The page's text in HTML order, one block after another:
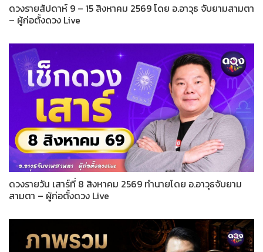
ดวงรายสัปดาห์ 9 – 15 สิงหาคม 2569 โดย อ.อาวุธ จับยามสามตา
– ผู้ก่อตั้งดวง Live
ดวงรายวัน เสาร์ที่ 8 สิงหาคม 2569 ทำนายโดย อ.อาวุธจับยาม
สามตา – ผู้ก่อตั้งดวง Live